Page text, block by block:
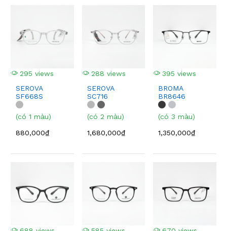
295 views
SEROVA
SF668S
(có 1 màu)
880,000₫
288 views
SEROVA
SC716
(có 2 màu)
1,680,000₫
395 views
BROMA
BR8646
(có 3 màu)
1,350,000₫